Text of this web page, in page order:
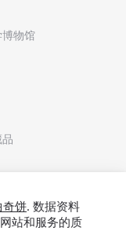
博物馆
奇饼. 数据资料
站和服务的质